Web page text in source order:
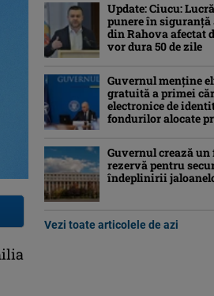
Update: Ciucu:
punere în siguranță
din Rahova afectat
vor dura 50 de zile
Guvernul menține
gratuită a primei
electronice de
fondurilor alocate
Guvernul crează un
rezervă pentru
îndeplinirii
Vezi toate articolele de azi